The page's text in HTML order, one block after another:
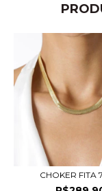
CHOKER FITA